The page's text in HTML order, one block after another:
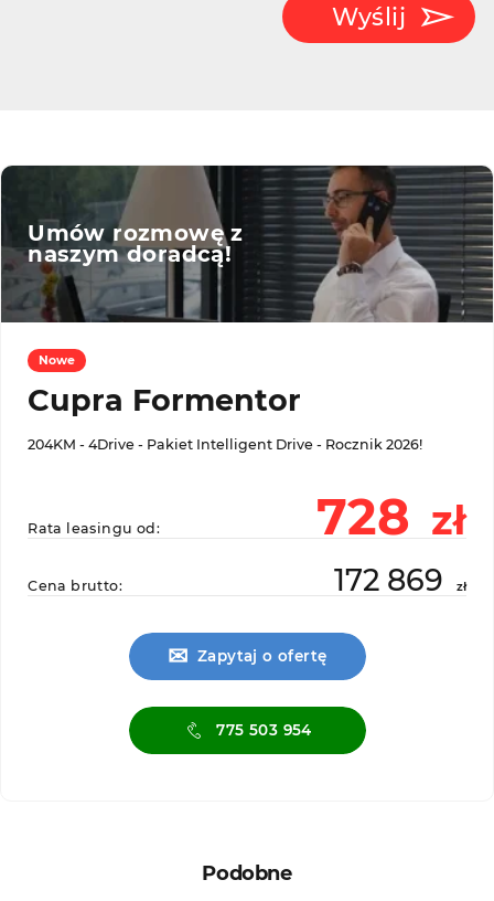
Wyślij
Umów rozmowę z
naszym doradcą!
Nowe
Cupra Formentor
204KM - 4Drive - Pakiet Intelligent Drive - Rocznik 2026!
Rata leasingu od: 728 zł
Cena brutto: 172 869 zł
✉ Zapytaj o ofertę
775 503 954
Podobne